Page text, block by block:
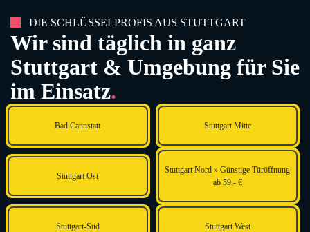
DIE SCHLÜSSELPROFIS AUS STUTTGART
Wir sind täglich in ganz
Stuttgart & Umgebung für Sie
im Einsatz.
Bad Cannstatt Stuttgart Mitte
Stuttgart Ost
Stuttgart Nord » Günstige Türöffnung
ab 59,- €
Stuttgart-Süd Stuttgart West